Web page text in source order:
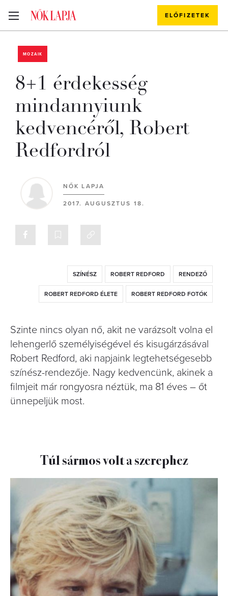
ELŐFIZETEK
MOZAIK
8+1 érdekesség
mindannyiunk
kedvencéről, Robert
Redfordról
NŐK LAPJA
2017. AUGUSZTUS 18.
SZÍNÉSZ ROBERT REDFORD RENDEZŐ
ROBERT REDFORD ÉLETE ROBERT REDFORD FOTÓK
Szinte nincs olyan nő, akit ne varázsolt volna el
lehengerlő személyiségével és kisugárzásával
Robert Redford, aki napjaink legtehetségesebb
színész-rendezője. Nagy kedvencünk, akinek a
filmjeit már rongyosra néztük, ma 81 éves – őt
ünnepeljük most.
Túl sármos volt a szerephez